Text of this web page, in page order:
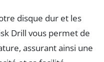
disque dur et les
Drill vous permet de
assurant ainsi une